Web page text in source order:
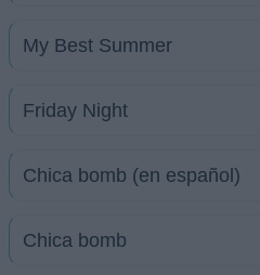
My Best Summer
Friday Night
Chica bomb (en español)
Chica bomb